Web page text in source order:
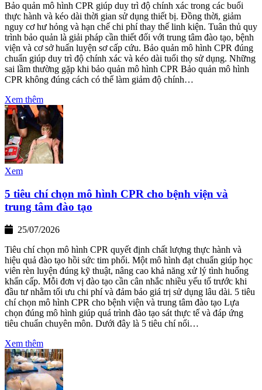
Bảo quản mô hình CPR giúp duy trì độ chính xác trong các buổi
thực hành và kéo dài thời gian sử dụng thiết bị. Đồng thời, giảm
nguy cơ hư hỏng và hạn chế chi phí thay thế linh kiện. Tuân thủ quy
trình bảo quản là giải pháp cần thiết đối với trung tâm đào tạo, bệnh
viện và cơ sở huấn luyện sơ cấp cứu. Bảo quản mô hình CPR đúng
chuẩn giúp duy trì độ chính xác và kéo dài tuổi thọ sử dụng. Những
sai lầm thường gặp khi bảo quản mô hình CPR Bảo quản mô hình
CPR không đúng cách có thể làm giảm độ chính…
Xem thêm
Xem
5 tiêu chí chọn mô hình CPR cho bệnh viện và
trung tâm đào tạo
25/07/2026
Tiêu chí chọn mô hình CPR quyết định chất lượng thực hành và
hiệu quả đào tạo hồi sức tim phổi. Một mô hình đạt chuẩn giúp học
viên rèn luyện đúng kỹ thuật, nâng cao khả năng xử lý tình huống
khẩn cấp. Mỗi đơn vị đào tạo cần cân nhắc nhiều yếu tố trước khi
đầu tư nhằm tối ưu chi phí và đảm bảo giá trị sử dụng lâu dài. 5 tiêu
chí chọn mô hình CPR cho bệnh viện và trung tâm đào tạo Lựa
chọn đúng mô hình giúp quá trình đào tạo sát thực tế và đáp ứng
tiêu chuẩn chuyên môn. Dưới đây là 5 tiêu chí nổi…
Xem thêm